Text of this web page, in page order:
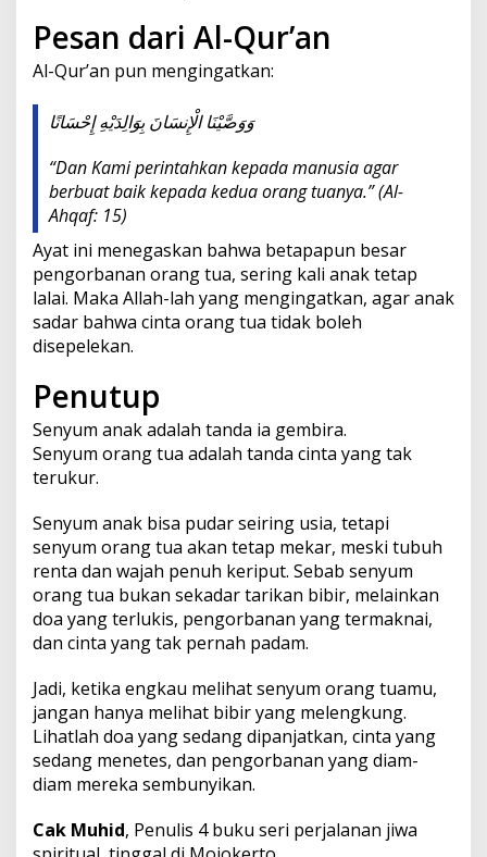
Pesan dari Al-Qur’an
Al-Qur’an pun mengingatkan:
وَوَصَّيْنَا الْإِنسَانَ بِوَالِدَيْهِ إِحْسَانًا
“Dan Kami perintahkan kepada manusia agar
berbuat baik kepada kedua orang tuanya.”(Al-
Ahqaf: 15)
Ayat ini menegaskan bahwa betapapun besar
pengorbanan orang tua, sering kali anak tetap
lalai. Maka Allah-lah yang mengingatkan, agar anak
sadar bahwa cinta orang tua tidak boleh
disepelekan.
Penutup
Senyum anak adalah tanda ia gembira.
Senyum orang tua adalah tanda cinta yang tak
terukur.
Senyum anak bisa pudar seiring usia, tetapi
senyum orang tua akan tetap mekar, meski tubuh
renta dan wajah penuh keriput. Sebab senyum
orang tua bukan sekadar tarikan bibir, melainkan
doa yang terlukis, pengorbanan yang termaknai,
dan cinta yang tak pernah padam.
Jadi, ketika engkau melihat senyum orang tuamu,
jangan hanya melihat bibir yang melengkung.
Lihatlah doa yang sedang dipanjatkan, cinta yang
sedang menetes, dan pengorbanan yang diam-
diam mereka sembunyikan.
Cak Muhid, Penulis 4 buku seri perjalanan jiwa